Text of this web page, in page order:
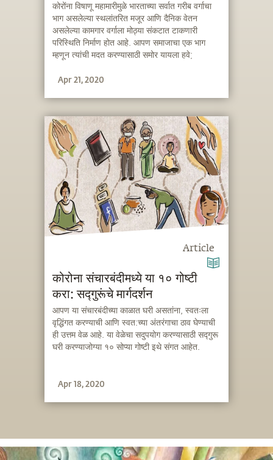
कोरोंना विषाणू महामारीमुळे भारताच्या सर्वात गरीब वर्गाचा
भाग असलेल्या स्थलांतरित मजूर आणि दैनिक वेतन
असलेल्या कामगार वर्गाला मोठ्या संकटात टाकणारी
परिस्थिति निर्माण होत आहे. आपण समाजाचा एक भाग
म्हणून त्यांची मदत करण्यासाठी समोर यायला हवे;
सुद्धा घ्यायला हवी.
Apr 21, 2020
Article
कोरोना संचारबंदीमध्ये या १० गोष्टी
करा: सद्गुरूंचे मार्गदर्शन
आपण या संचारबंदीच्या काळात घरी असतांना, स्वतःला
वृद्धिंगत करण्याची आणि स्वत:च्या अंतरंगाचा ठाव घेण्याची
ही उत्तम वेळ आहे. या वेळेचा सदुपयोग करण्यासाठी सद्गुरू
घरी करण्याजोग्या १० सोप्या गोष्टी इथे संगत आहेत.
Apr 18, 2020